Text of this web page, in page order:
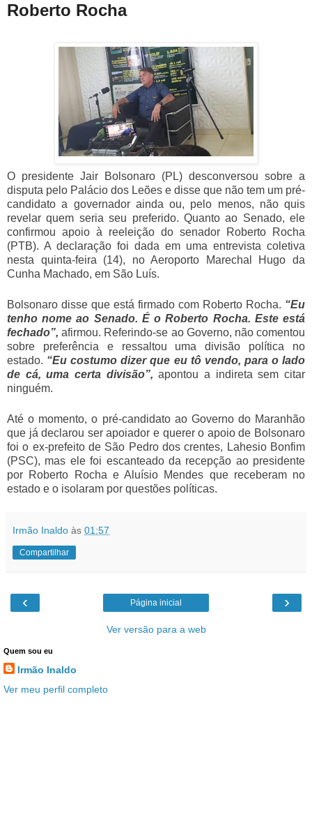
Roberto Rocha
O presidente Jair Bolsonaro (PL) desconversou sobre a
disputa pelo Palácio dos Leões e disse que não tem um pré-
candidato a governador ainda ou, pelo menos, não quis
revelar quem seria seu preferido. Quanto ao Senado, ele
confirmou apoio à reeleição do senador Roberto Rocha
(PTB). A declaração foi dada em uma entrevista coletiva
nesta quinta-feira (14), no Aeroporto Marechal Hugo da
Cunha Machado, em São Luís.
Bolsonaro disse que está firmado com Roberto Rocha. “Eu
tenho nome ao Senado. É o Roberto Rocha. Este está
fechado”,afirmou. Referindo-se ao Governo, não comentou
sobre preferência e ressaltou uma divisão política no
estado. “Eu costumo dizer que eu tô vendo, para o lado
de cá, uma certa divisão”, apontou a indireta sem citar
ninguém.
Até o momento, o pré-candidato ao Governo do Maranhão
que já declarou ser apoiador e querer o apoio de Bolsonaro
foi o ex-prefeito de São Pedro dos crentes, Lahesio Bonfim
(PSC), mas ele foi escanteado da recepção ao presidente
por Roberto Rocha e Aluísio Mendes que receberam no
estado e o isolaram por questões políticas.
Irmão Inaldo às 01:57
Compartilhar
‹ ›
Página inicial
Ver versão para a web
Quem sou eu
Irmão Inaldo
Ver meu perfil completo